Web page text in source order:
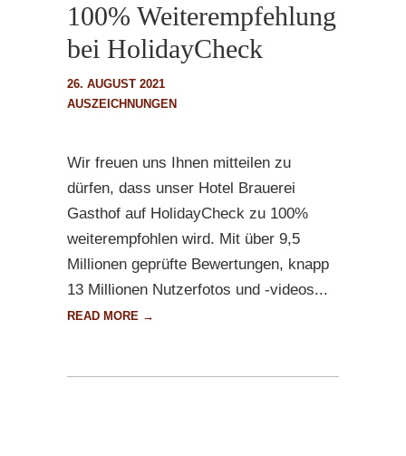
100% Weiterempfehlung
bei HolidayCheck
26. AUGUST 2021
AUSZEICHNUNGEN
Wir freuen uns Ihnen mitteilen zu
dürfen, dass unser Hotel Brauerei
Gasthof auf HolidayCheck zu 100%
weiterempfohlen wird. Mit über 9,5
Millionen geprüfte Bewertungen, knapp
13 Millionen Nutzerfotos und -videos...
READ MORE →